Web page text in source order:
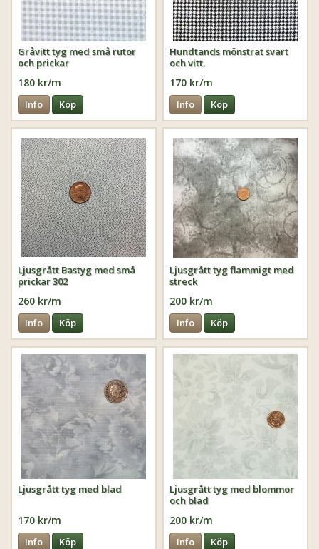
Gråvitt tyg med små rutor
och prickar
180 kr/m
Info Köp
Hundtands mönstrat svart
och vitt.
170 kr/m
Info Köp
Ljusgrått Bastyg med små
prickar 302
260 kr/m
Info Köp
Ljusgrått tyg flammigt med
streck
200 kr/m
Info Köp
Ljusgrått tyg med blad
170 kr/m
Info Köp
Ljusgrått tyg med blommor
och blad
200 kr/m
Info Köp